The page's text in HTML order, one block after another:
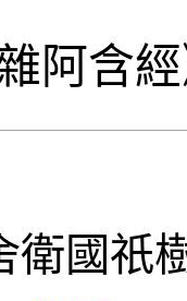
阿含
衛國祇